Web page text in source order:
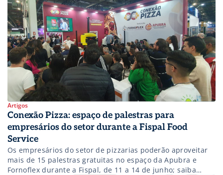
Artigos
Conexão Pizza: espaço de palestras para
empresários do setor durante a Fispal Food
Service
Os empresários do setor de pizzarias poderão aproveitar
mais de 15 palestras gratuitas no espaço da Apubra e
Fornoflex durante a Fispal, de 11 a 14 de junho; saiba